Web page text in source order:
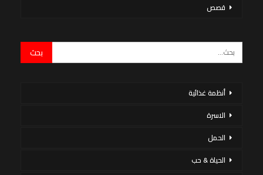
قصص
أنظمة غذائية
الاسرة
الحمل
الحياة & حب